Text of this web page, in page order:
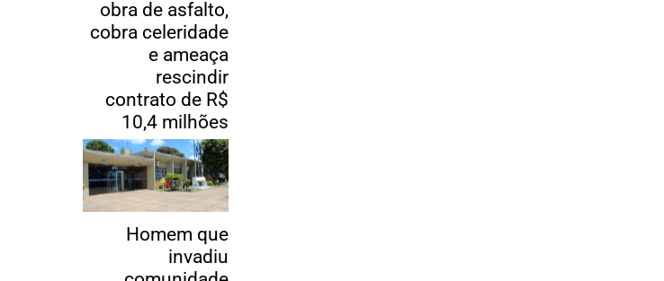
obra de asfalto,
cobra celeridade
e ameaça
rescindir
contrato de R$
10,4 milhões
Homem que
invadiu